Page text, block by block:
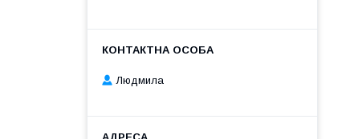
Людмила